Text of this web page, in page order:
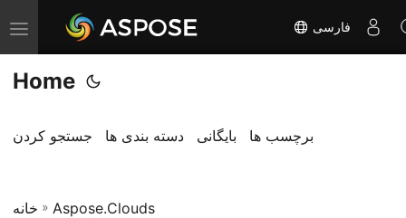
T
o
g
l
a
فارسی
Home
جستجو کردن دسته بندی ها بایگانی برچسب ها
خانه » Aspose.Clouds